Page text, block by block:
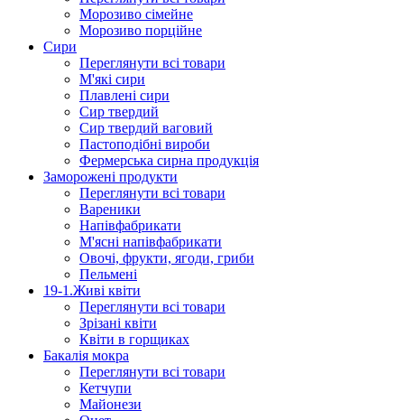
Морозиво сімейне
Морозиво порційне
Сири
Переглянути всі товари
М'які сири
Плавлені сири
Сир твердий
Сир твердий ваговий
Пастоподібні вироби
Фермерська сирна продукція
Заморожені продукти
Переглянути всі товари
Вареники
Напівфабрикати
М'ясні напівфабрикати
Овочі, фрукти, ягоди, гриби
Пельмені
19-1.Живі квіти
Переглянути всі товари
Зрізані квіти
Квіти в горщиках
Бакалія мокра
Переглянути всі товари
Кетчупи
Майонези